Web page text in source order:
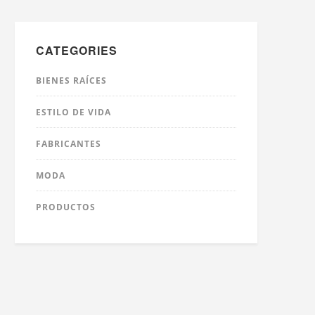
CATEGORIES
BIENES RAÍCES
ESTILO DE VIDA
FABRICANTES
MODA
PRODUCTOS